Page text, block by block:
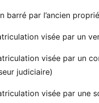
par l’ancien
visée par un
visée par un
judiciaire)
visée par une